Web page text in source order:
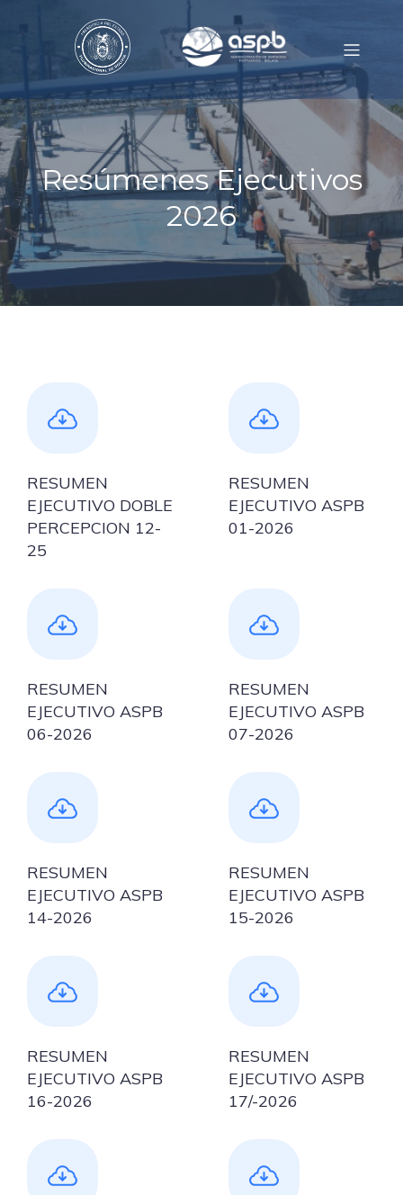
Resúmenes Ejecutivos
2026
RESUMEN
EJECUTIVO DOBLE
PERCEPCION 12-
25
RESUMEN
EJECUTIVO ASPB
01-2026
RESUMEN
EJECUTIVO ASPB
06-2026
RESUMEN
EJECUTIVO ASPB
07-2026
RESUMEN
EJECUTIVO ASPB
14-2026
RESUMEN
EJECUTIVO ASPB
15-2026
RESUMEN
EJECUTIVO ASPB
16-2026
RESUMEN
EJECUTIVO ASPB
17/-2026